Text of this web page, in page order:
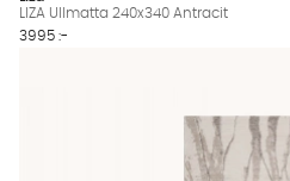
LIZA Ullmatta 240x340 Antracit
3995 :-